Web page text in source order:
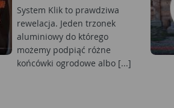
System Klik to prawdziwa
rewelacja. Jeden trzonek
aluminiowy do którego
możemy podpiąć różne
końcówki ogrodowe albo [...]